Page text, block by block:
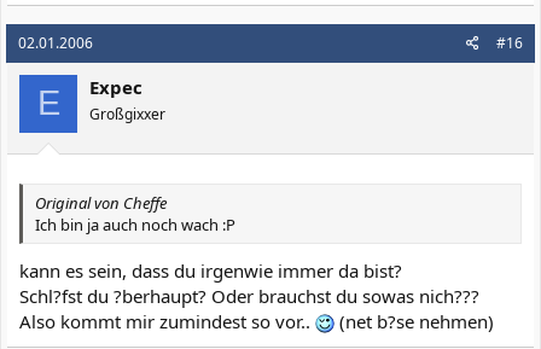
02.01.2006 #16
E Expec
Großgixxer
Original von Cheffe
Ich bin ja auch noch wach :P
kann es sein, dass du irgenwie immer da bist?
Schl?fst du ?berhaupt? Oder brauchst du sowas nich???
Also kommt mir zumindest so vor..
(net b?se nehmen)